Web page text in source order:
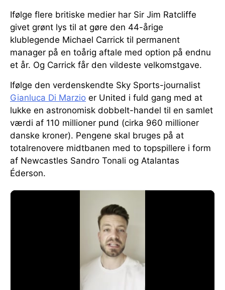
Ifølge flere britiske medier har Sir Jim Ratcliffe
givet grønt lys til at gøre den 44-årige
klublegende Michael Carrick til permanent
manager på en toårig aftale med option på endnu
et år. Og Carrick får den vildeste velkomstgave.
Ifølge den verdenskendte Sky Sports-journalist
Gianluca Di Marzio er United i fuld gang med at
lukke en astronomisk dobbelt-handel til en samlet
værdi af 110 millioner pund (cirka 960 millioner
danske kroner). Pengene skal bruges på at
totalrenovere midtbanen med to topspillere i form
af Newcastles Sandro Tonali og Atalantas
Éderson.